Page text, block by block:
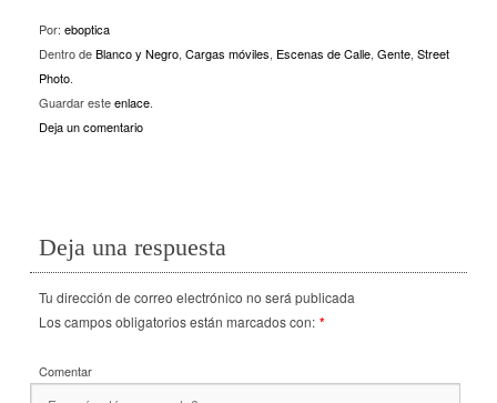
Por: eboptica
Dentro deBlanco y Negro, Cargas móviles, Escenas de Calle, Gente, Street
Photo.
Guardar esteenlace.
Deja un comentario
Deja una respuesta
Tu dirección de correo electrónico no será publicada
Los campos obligatorios están marcados con: *
Comentar